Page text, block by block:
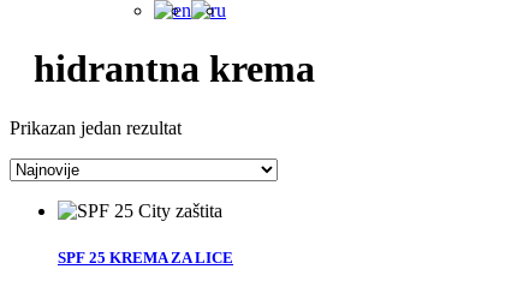
hidrantna krema
Prikazan jedan rezultat
SPF 25 KREMA ZA LICE